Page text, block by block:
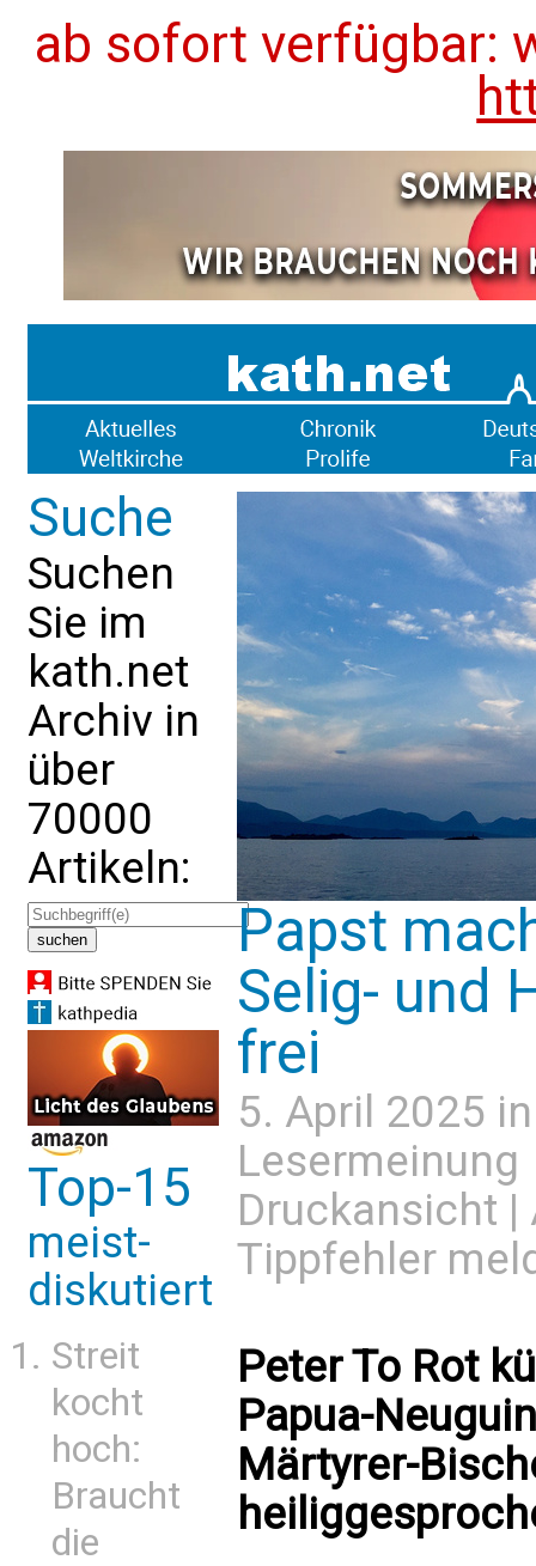
ab sofort verfügbar:
Suche
Suchen
Sie im
kath.net
Archiv in
über
70000
Artikeln:
Top-15
meist-
diskutiert
Streit
kocht
hoch:
Braucht
die
Papst
Selig- und
frei
5. April 2025
Lesermeinung
Druckansicht |
Tippfehler
Peter To Rot
Papua-
Märtyrer-